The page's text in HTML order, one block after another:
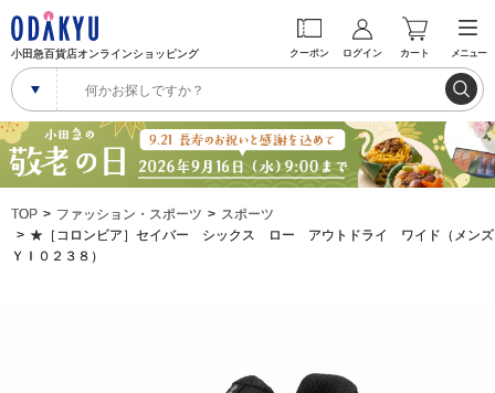
小田急百貨店オンラインショッピング クーポン ログイン カート メニュー
TOP ファッション・スポーツ
スポーツ
★［コロンビア］セイバー シックス ロー アウトドライ ワイド（メンズ
ＹＩ０２３８）